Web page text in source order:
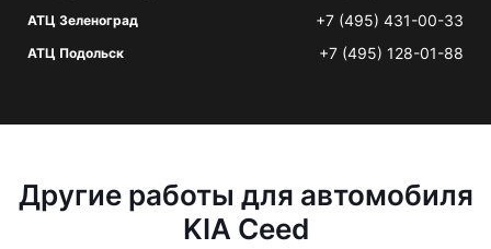
АТЦ Зеленоград +7 (495) 431-00-33
АТЦ Подольск +7 (495) 128-01-88
Другие работы для автомобиля
KIA Ceed